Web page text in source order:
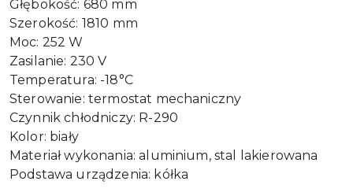
Głębokość: 680 mm
Szerokość: 1810 mm
Moc: 252 W
Zasilanie: 230 V
Temperatura: -18°C
Sterowanie: termostat mechaniczny
Czynnik chłodniczy: R-290
Kolor: biały
Materiał wykonania: aluminium, stal lakierowana
Podstawa urządzenia: kółka